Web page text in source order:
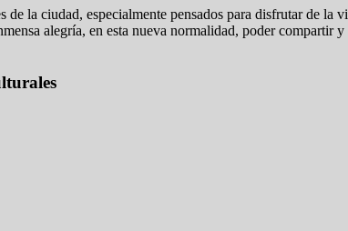
la ciudad, especialmente pensados para disfrutar de
alegría, en esta nueva normalidad, poder